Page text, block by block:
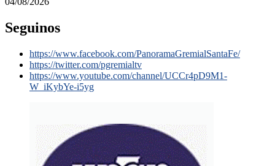
Seguinos
https://www.facebook.com/PanoramaGremialSantaFe/
https://twitter.com/pgremialtv
https://www.youtube.com/channel/UCCr4pD9M1-
W_iKybYe-i5yg